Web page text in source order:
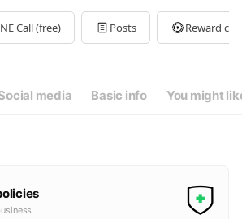
な場合があります！お問い合わせ下さい☺
Call (free) Posts Reward
media Basic info You might